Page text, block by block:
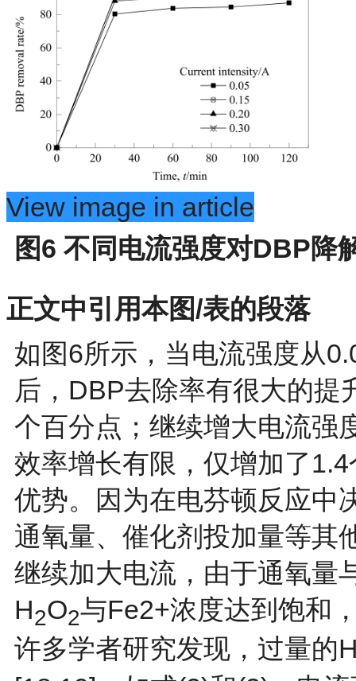
View image in article
图6 不同电流强度对DBP降
正文中引用本图/表的段落
如图6所示，当电流强度从
后，DBP去除率有很大的提
个百分点；继续增大电流强
效率增长有限，仅增加了
优势。因为在电芬顿反应中
通氧量、催化剂投加量等其
继续加大电流，由于通氧量
H2O2与Fe2+浓度达到饱和
许多学者研究发现，过量的